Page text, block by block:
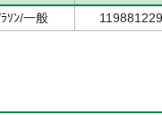
ｿﾝ/一般 119881229